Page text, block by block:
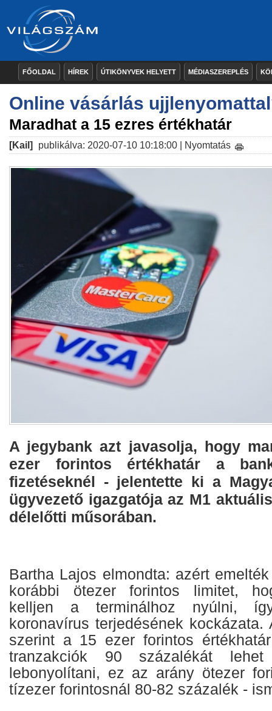
FŐOLDAL HÍREK ÚTIKÖNYVEK HELYETT MÉDIASZEREPLÉS
Online vásárlás
Maradhat a 15 ezres értékhatár
[Kail] publikálva: 2020-07-10 10:18:00 | Nyomtatás
A jegybank azt javasolja, hogy
ezer forintos értékhatár a
fizetéseknél - jelentette ki a
ügyvezető igazgatója az M1
délelőtti műsorában.
Bartha Lajos elmondta: azért
korábbi ötezer forintos limitet,
kelljen a terminálhoz nyúlni,
koronavírus terjedésének kockázata.
szerint a 15 ezer forintos
tranzakciók 90 százalékát lehet
lebonyolítani, ez az arány ötezer
tízezer forintosnál 80-82 százalék -